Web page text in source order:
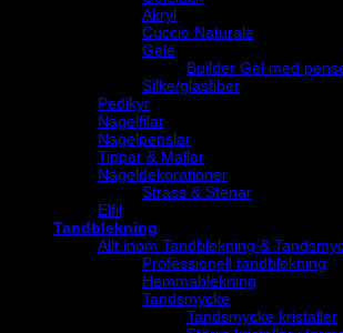
Akryl
Cuccio Naturale
Gelé
Builder Gel med
Silke/glasfiber
Pedikyr
Nagelfilar
Nagelpenslar
Tippar & Mallar
Nageldekorationer
Strass & Stenar
Elfil
Tandblekning
Allt inom Tandblekning &
Professionell tandblekning
Hemmablekning
Tandsmycke
Tandsmycke kristaller